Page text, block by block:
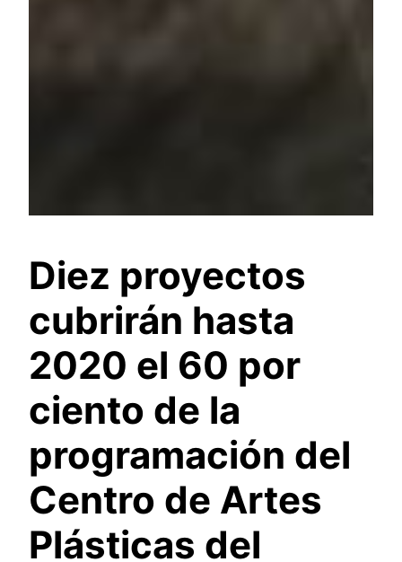
Diez proyectos
cubrirán hasta
2020 el 60 por
ciento de la
programación del
Centro de Artes
Plásticas del